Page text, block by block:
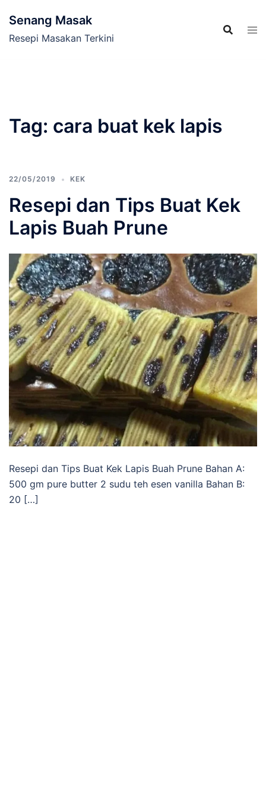
content
Senang Masak
Resepi Masakan Terkini
Tag: cara buat kek lapis
22/05/2019 KEK
Resepi dan Tips Buat Kek
Lapis Buah Prune
Resepi dan Tips Buat Kek Lapis Buah Prune Bahan A:
500 gm pure butter 2 sudu teh esen vanilla Bahan B:
20 […]